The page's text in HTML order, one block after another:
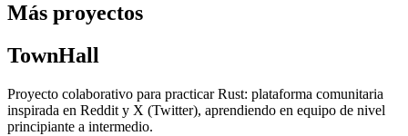
Más proyectos
TownHall
Proyecto colaborativo para practicar Rust: plataforma comunitaria
inspirada en Reddit y X (Twitter), aprendiendo en equipo de nivel
principiante a intermedio.